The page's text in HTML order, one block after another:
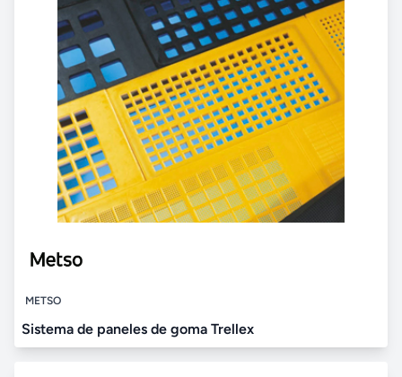
METSO
Sistema de paneles de goma Trellex